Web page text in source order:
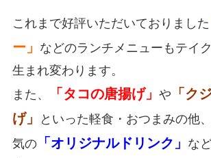
これまで好評いただいておりました
ー」 などのランチメニューもテイ
生まれ変わります。
また、
「タコの唐揚げ」 や 「ク
げ」
といった軽食・おつまみの他
気の「オリジナルドリンク」 な